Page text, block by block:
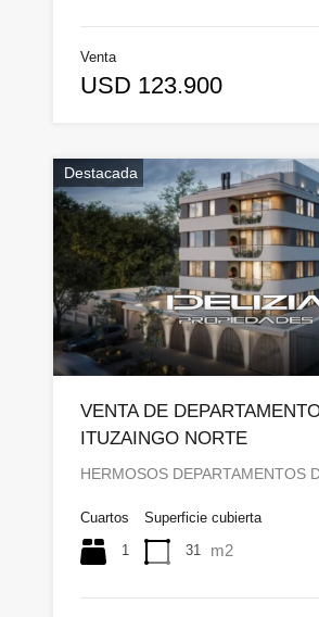
Venta
USD 123.900
Destacada
VENTA DE
ITUZAINGO NORTE
HERMOSOS DEPARTAMENTOS
Cuartos
1
Superficie cubierta
31 m2